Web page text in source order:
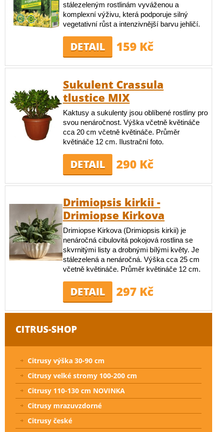
stálezeleným rostlinám vyváženou a
komplexní výživu, která podporuje silný
vegetativní růst a intenzivnější barvu jehličí.
DETAIL 159 Kč
Sukulent Crassula
tlustice MIX
Kaktusy a sukulenty jsou oblíbené rostliny pro
svou nenáročnost. Výška včetně květináče
cca 20 cm včetně květináče. Průměr
květináče 12 cm. Ilustrační foto.
DETAIL 290 Kč
Drimiopsis kirkii -
Drimiopse Kirkova
Drimiopse Kirkova (Drimiopsis kirkii) je
nenáročná cibulovitá pokojová rostlina se
skvrnitými listy a drobnými bílými květy. Je
stálezelená a nenáročná. Výška cca 25 cm
včetně květináče. Průměr květináče 12 cm.
DETAIL 297 Kč
CITRUS-SHOP
Citrusy výška 30-90 cm
Citrusy velké stromy 100-200 cm
Citrusy 110-130 cm NOVINKA
Citrusy mrazuvzdorné
Citrusy české